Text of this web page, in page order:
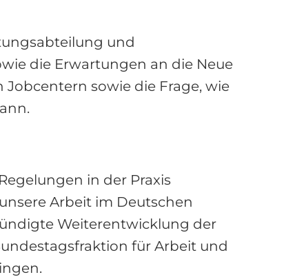
und
die Erwartungen an die Neue
sowie die Frage, wie
in der Praxis
Arbeit im Deutschen
Weiterentwicklung der
für Arbeit und